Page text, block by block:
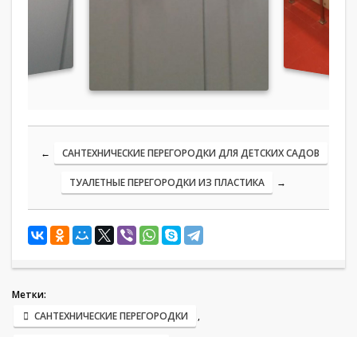
← САНТЕХНИЧЕСКИЕ ПЕРЕГОРОДКИ ДЛЯ ДЕТСКИХ САДОВ
ТУАЛЕТНЫЕ ПЕРЕГОРОДКИ ИЗ ПЛАСТИКА →
Метки:
САНТЕХНИЧЕСКИЕ ПЕРЕГОРОДКИ
,